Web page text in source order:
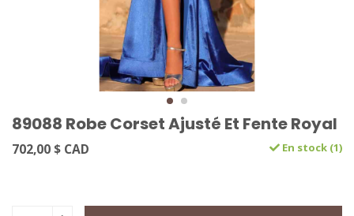
89088 Robe Corset Ajusté Et Fente Royal
702,00 $ CAD En stock (1)